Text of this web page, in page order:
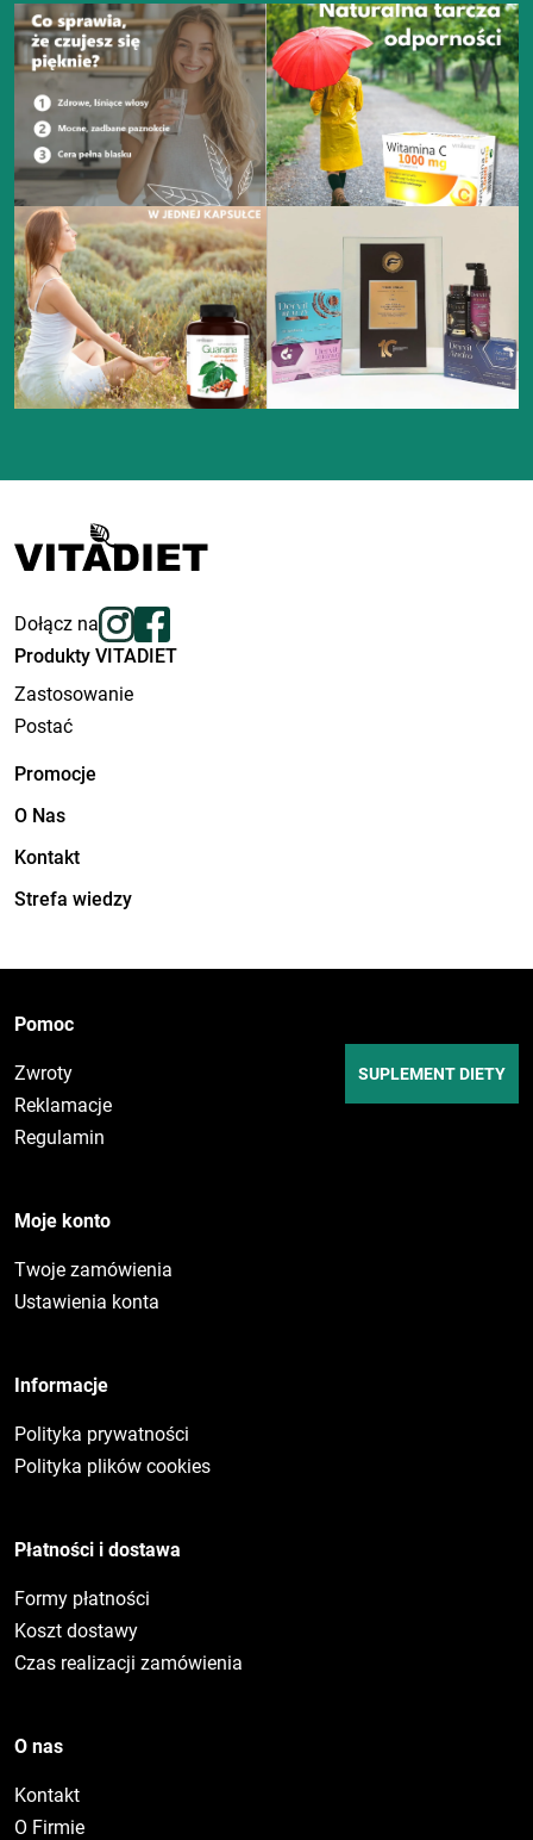
Dołącz na
Produkty VITADIET
Zastosowanie
Postać
Promocje
O Nas
Kontakt
Strefa wiedzy
SUPLEMENT DIETY
Pomoc
Zwroty
Reklamacje
Regulamin
Moje konto
Twoje zamówienia
Ustawienia konta
Informacje
Polityka prywatności
Polityka plików cookies
Płatności i dostawa
Formy płatności
Koszt dostawy
Czas realizacji zamówienia
O nas
Kontakt
O Firmie